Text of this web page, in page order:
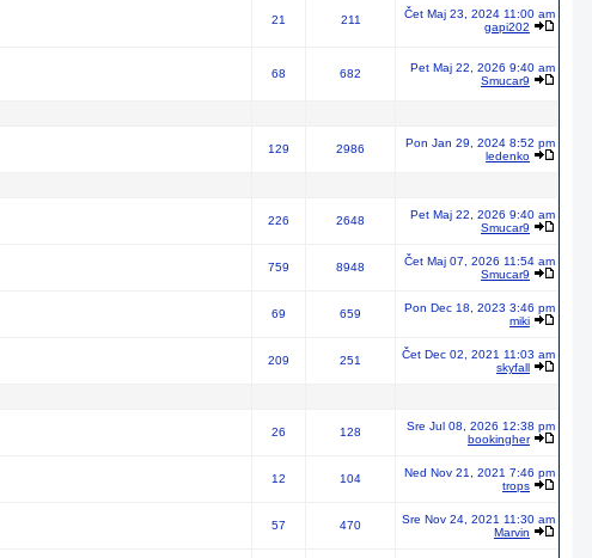
21 211
Čet Maj 23, 2024 11:00 am
gapi202
68 682
Pet Maj 22, 2026 9:40 am
Smucar9
129 2986
Pon Jan 29, 2024 8:52 pm
ledenko
226 2648
Pet Maj 22, 2026 9:40 am
Smucar9
759 8948
Čet Maj 07, 2026 11:54 am
Smucar9
69 659
Pon Dec 18, 2023 3:46 pm
miki
209 251
Čet Dec 02, 2021 11:03 am
skyfall
26 128
Sre Jul 08, 2026 12:38 pm
bookingher
12 104
Ned Nov 21, 2021 7:46 pm
trops
57 470
Sre Nov 24, 2021 11:30 am
Marvin